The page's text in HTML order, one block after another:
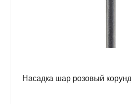
Насадка шар розовый